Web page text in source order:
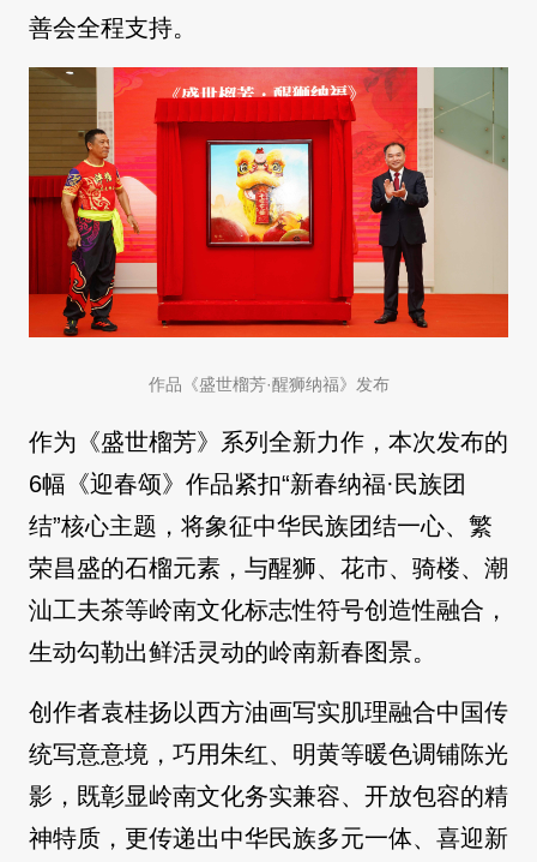
善会全程支持。
作品《盛世榴芳·醒狮纳福》发布
作为《盛世榴芳》系列全新力作，本次发布的
6幅《迎春颂》作品紧扣“新春纳福·民族团
结”核心主题，将象征中华民族团结一心、繁
荣昌盛的石榴元素，与醒狮、花市、骑楼、潮
汕工夫茶等岭南文化标志性符号创造性融合，
生动勾勒出鲜活灵动的岭南新春图景。
创作者袁桂扬以西方油画写实肌理融合中国传
统写意意境，巧用朱红、明黄等暖色调铺陈光
影，既彰显岭南文化务实兼容、开放包容的精
神特质，更传递出中华民族多元一体、喜迎新